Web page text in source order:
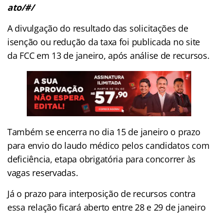
ato/#/
A divulgação do resultado das solicitações de
isenção ou redução da taxa foi publicada no site
da FCC em 13 de janeiro, após análise de recursos.
Também se encerra no dia 15 de janeiro o prazo
para envio do laudo médico pelos candidatos com
deficiência, etapa obrigatória para concorrer às
vagas reservadas.
Já o prazo para interposição de recursos contra
essa relação ficará aberto entre 28 e 29 de janeiro